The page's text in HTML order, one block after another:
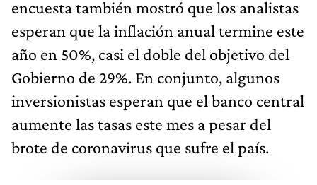
encuesta también mostró que los analistas
esperan que la inflación anual termine este
año en 50%, casi el doble del objetivo del
Gobierno de 29%. En conjunto, algunos
inversionistas esperan que el banco central
aumente las tasas este mes a pesar del
brote de coronavirus que sufre el país.